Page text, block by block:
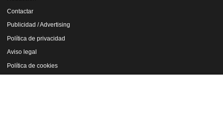
Contactar
Publicidad / Advertising
Política de privacidad
Aviso legal
Política de cookies